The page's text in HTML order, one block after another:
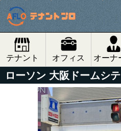
テナント オフィス オーナ
ローソン 大阪ドームシ